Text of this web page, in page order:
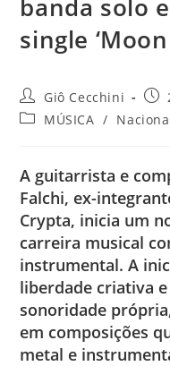
banda solo
single
Autor
do
post:
Giô Cecchini
Post
Categoria
MÚSICA /
A guitarrista e
Falchi, ex-
Crypta, inicia um
carreira musical
instrumental. A
liberdade criativa
sonoridade
em composições
metal e